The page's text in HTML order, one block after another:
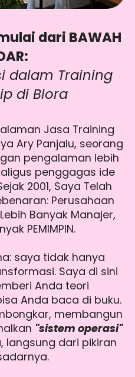
dari BAWAH
dalam Training
di Blora
Jasa Training
Ary Panjalu, seorang
pengalaman lebih
penggagas ide
2001, Saya Telah
Perusahaan
Banyak Manajer,
PEMIMPIN.
saya tidak hanya
Saya di sini
Anda teori
Anda baca di buku.
membangun
"sistem operasi"
langsung dari pikiran